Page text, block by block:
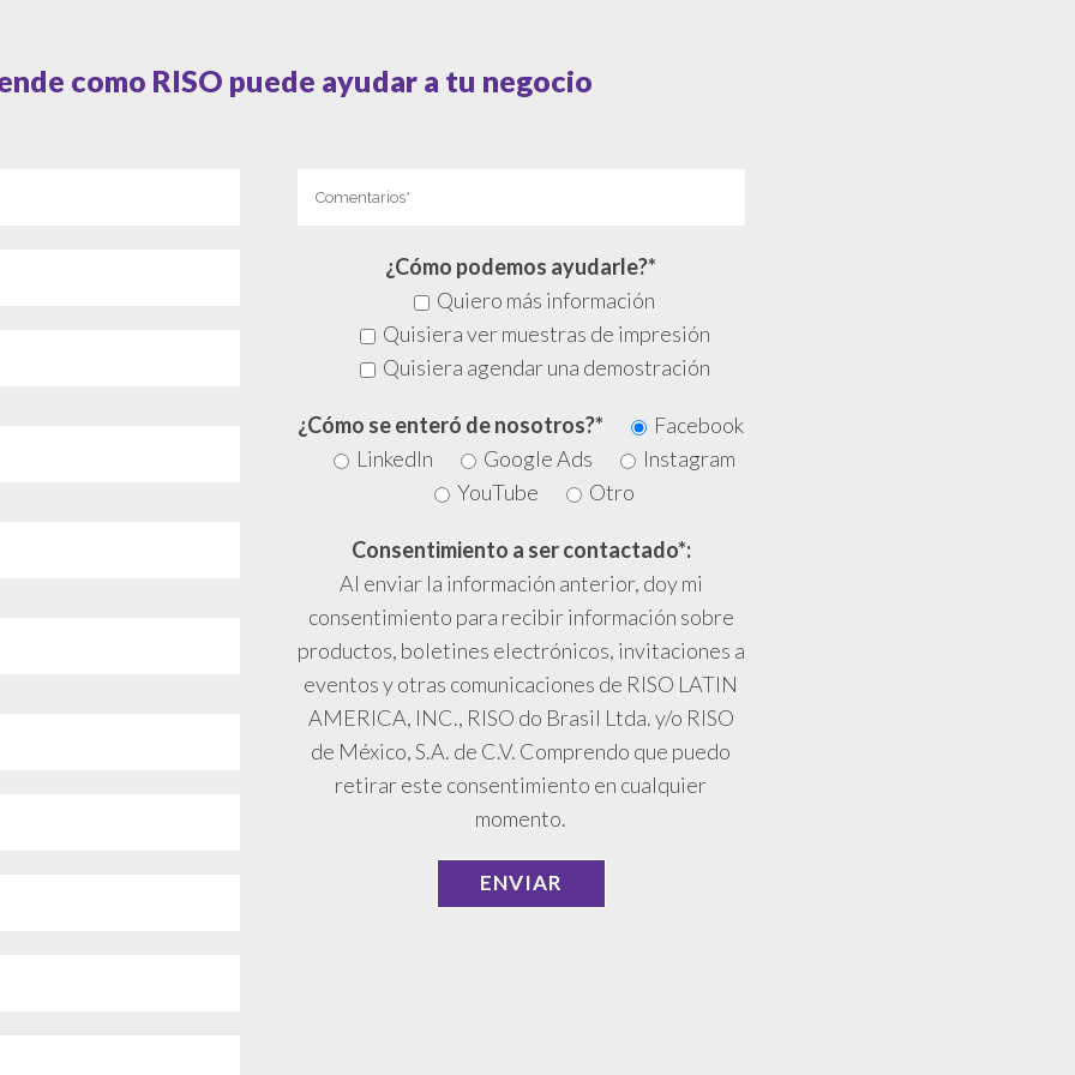
como RISO puede ayudar a tu negocio
¿Cómo podemos ayudarle?*
Quiero más información
Quisiera ver muestras de impresión
Quisiera agendar una demostración
¿Cómo se enteró de nosotros?*
Facebook
LinkedIn
Google Ads
Instagram
YouTube
Otro
Consentimiento a ser contactado*:
Al enviar la información anterior, doy mi
consentimiento para recibir información sobre
productos, boletines electrónicos, invitaciones a
eventos y otras comunicaciones de RISO LATIN
AMERICA, INC., RISO do Brasil Ltda. y/o RISO
de México, S.A. de C.V. Comprendo que puedo
retirar este consentimiento en cualquier
momento.